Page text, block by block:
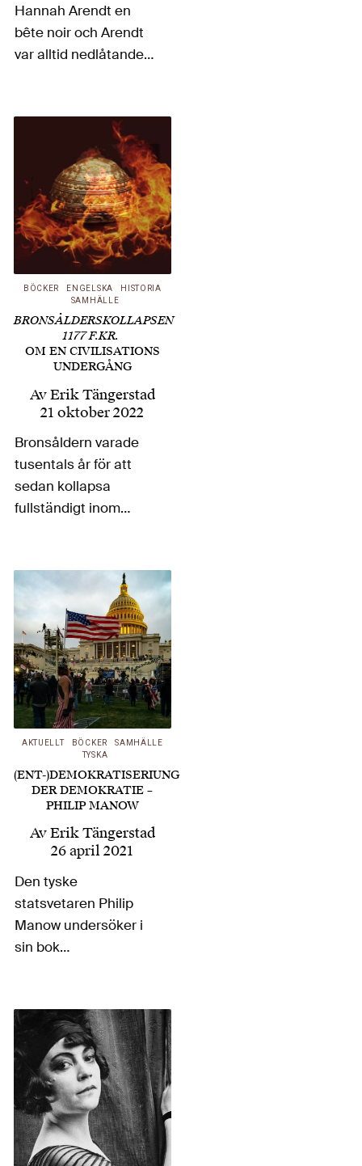
Hannah Arendt en
bête noir och Arendt
var alltid nedlåtande
antagonismen mellan
dem har Kei Hiruta
skrivit boken Hannah
Arendt & Isaiah Berlin.
Freedom, Politics and
Humanity där han
visar att den…
BÖCKER ENGELSKA
HISTORIA
SAMHÄLLE
BRONSÅLDERSKOLLAPSEN
1177 F.KR.
OM EN CIVILISATIONS
UNDERGÅNG
AvErik Tängerstad
21 oktober 2022
Bronsåldern varade
tusentals år för att
sedan kollapsa
fullständigt inom
de stora städerna i
Östra Medelhavet
förstördes och de
minoiska, mykenska
och
hettitiska kulturerna
försvann. Hur kunde
en väletablerad, global
världsordning så
snabbt gå under?…
AKTUELLT BÖCKER
SAMHÄLLE
TYSKA
(ENT-)DEMOKRATISERIUNG
DER DEMOKRATIE –
PHILIP MANOW
AvErik Tängerstad
26 april 2021
Den tyske
statsvetaren Philip
Manow undersöker i
sin bok
tillståndet för den
moderna demokratin.
Manow söker sig
bortom de förenklade
kategorierna
demokrat-populist
och försöker att ge en